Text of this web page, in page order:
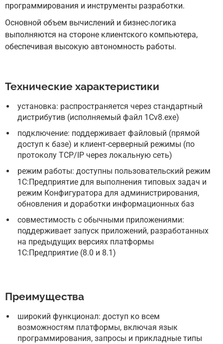
программирования и инструменты разработки.
Основной объем вычислений и бизнес-логика
выполняются на стороне клиентского компьютера,
обеспечивая высокую автономность работы.
Технические характеристики
установка: распространяется через стандартный
дистрибутив (исполняемый файл 1Cv8.exe)
подключение: поддерживает файловый (прямой
доступ к базе) и клиент-серверный режимы (по
протоколу TCP/IP через локальную сеть)
режим работы: доступны пользовательский режим
1С:Предприятие для выполнения типовых задач и
режим Конфигуратора для администрирования,
обновления и доработки информационных баз
совместимость с обычными приложениями:
поддерживает запуск приложений, разработанных
на предыдущих версиях платформы
1С:Предприятие (8.0 и 8.1)
Преимущества
широкий функционал: доступ ко всем
возможностям платформы, включая язык
программирования, запросы и прикладные типы